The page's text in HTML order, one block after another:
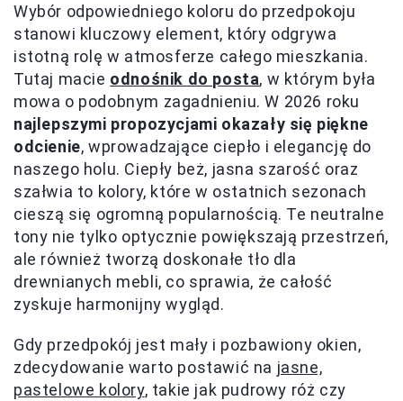
Wybór odpowiedniego koloru do przedpokoju
stanowi kluczowy element, który odgrywa
istotną rolę w atmosferze całego mieszkania.
Tutaj macie odnośnik do posta, w którym była
mowa o podobnym zagadnieniu. W 2026 roku
najlepszymi propozycjami okazały się piękne
odcienie, wprowadzające ciepło i elegancję do
naszego holu. Ciepły beż, jasna szarość oraz
szałwia to kolory, które w ostatnich sezonach
cieszą się ogromną popularnością. Te neutralne
tony nie tylko optycznie powiększają przestrzeń,
ale również tworzą doskonałe tło dla
drewnianych mebli, co sprawia, że całość
zyskuje harmonijny wygląd.
Gdy przedpokój jest mały i pozbawiony okien,
zdecydowanie warto postawić na jasne,
pastelowe kolory, takie jak pudrowy róż czy